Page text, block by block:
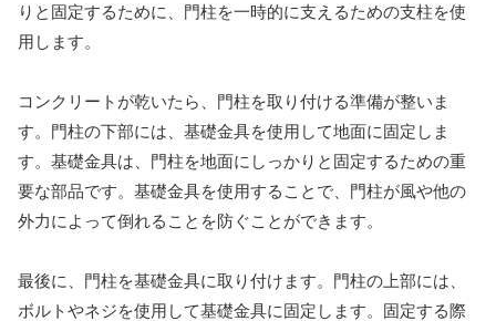
りと固定するために、門柱を一時的に支えるための支柱を使
用します。
コンクリートが乾いたら、門柱を取り付ける準備が整いま
す。門柱の下部には、基礎金具を使用して地面に固定しま
す。基礎金具は、門柱を地面にしっかりと固定するための重
要な部品です。基礎金具を使用することで、門柱が風や他の
外力によって倒れることを防ぐことができます。
最後に、門柱を基礎金具に取り付けます。門柱の上部には、
ボルトやネジを使用して基礎金具に固定します。固定する際